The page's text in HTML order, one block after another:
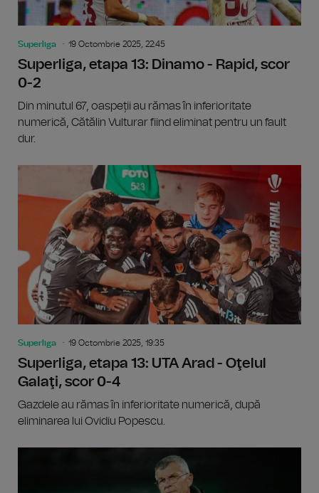
Superliga 19 Octombrie 2025, 22:45
Superliga, etapa 13: Dinamo - Rapid, scor
0-2
Din minutul 67, oaspeții au rămas în inferioritate
numerică, Cătălin Vulturar fiind eliminat pentru un fault
dur.
Superliga 19 Octombrie 2025, 19:35
Superliga, etapa 13: UTA Arad - Oţelul
Galaţi, scor 0-4
Gazdele au rămas în inferioritate numerică, după
eliminarea lui Ovidiu Popescu.